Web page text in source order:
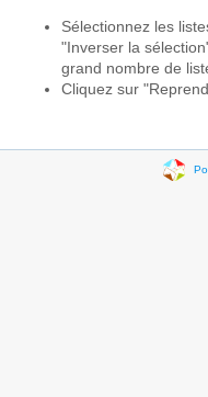
Sélectionnez les
"Inverser la
grand nombre de
Cliquez sur